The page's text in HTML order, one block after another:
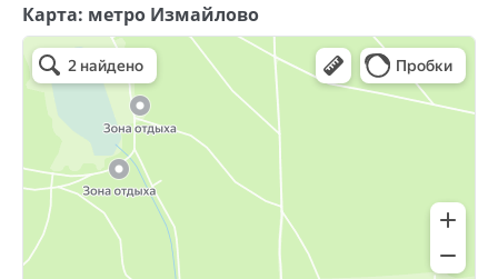
Карта: метро Измайлово